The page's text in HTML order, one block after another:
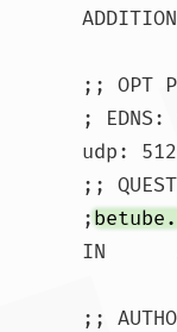
;; OPT
;
udp: 512
;;
;
IN	A
;;